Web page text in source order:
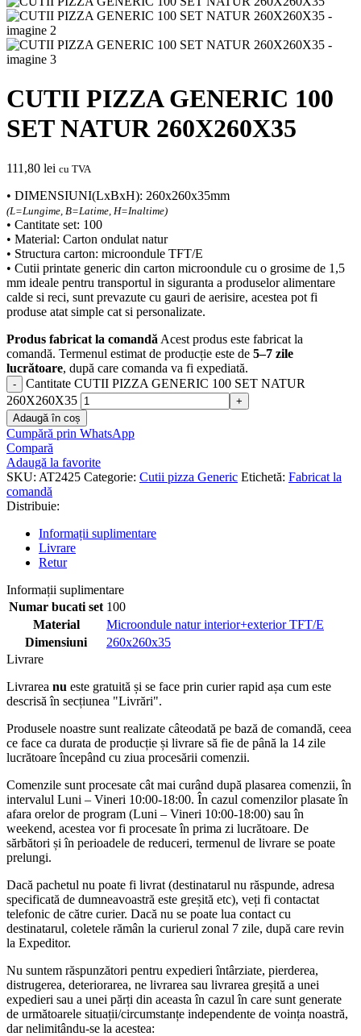
CUTII PIZZA GENERIC 100
SET NATUR 260X260X35
111,80 lei cu TVA
• DIMENSIUNI(LxBxH): 260x260x35mm
(L=Lungime, B=Latime, H=Inaltime)
• Cantitate set: 100
• Material: Carton ondulat natur
• Structura carton: microondule TFT/E
• Cutii printate generic din carton microondule cu o grosime de 1,5
mm ideale pentru transportul in siguranta a produselor alimentare
calde si reci, sunt prevazute cu gauri de aerisire, acestea pot fi
produse atat simple cat si personalizate.
Produs fabricat la comandă Acest produs este fabricat la
comandă. Termenul estimat de producție este de 5–7 zile
lucrătoare, după care comanda va fi expediată.
Cantitate CUTII PIZZA GENERIC 100 SET NATUR
260X260X35
Adaugă în coș
Cumpără prin WhatsApp
Compară
Adaugă la favorite
SKU: AT2425 Categorie: Cutii pizza Generic Etichetă: Fabricat la
comandă
Distribuie:
Informații suplimentare
Livrare
Retur
Informații suplimentare
Numar bucati set 100
Material
Microondule natur interior+exterior TFT/E
Dimensiuni
260x260x35
Livrare
Livrarea nu este gratuită și se face prin curier rapid așa cum este
descrisă în secțiunea "Livrări".
Produsele noastre sunt realizate câteodată pe bază de comandă, ceea
ce face ca durata de producție și livrare să fie de până la 14 zile
lucrătoare începând cu ziua procesării comenzii.
Comenzile sunt procesate cât mai curând după plasarea comenzii, în
intervalul Luni – Vineri 10:00-18:00. În cazul comenzilor plasate în
afara orelor de program (Luni – Vineri 10:00-18:00) sau în
weekend, acestea vor fi procesate în prima zi lucrătoare. De
sărbători și în perioadele de reduceri, termenul de livrare se poate
prelungi.
Dacă pachetul nu poate fi livrat (destinatarul nu răspunde, adresa
specificată de dumneavoastră este greșită etc), veți fi contactat
telefonic de către curier. Dacă nu se poate lua contact cu
destinatarul, coletele rămân la curierul zonal 7 zile, după care revin
la Expeditor.
Nu suntem răspunzători pentru expedieri întârziate, pierderea,
distrugerea, deteriorarea, ne livrarea sau livrarea greșită a unei
expedieri sau a unei părți din aceasta în cazul în care sunt generate
de următoarele situații/circumstanțe independente de voința noastră,
dar nelimitându-se la acestea: